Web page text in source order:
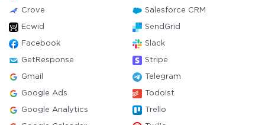
Crove Salesforce CRM
Ecwid SendGrid
Facebook Slack
GetResponse Stripe
Gmail Telegram
Google Ads Todoist
Google Analytics Trello